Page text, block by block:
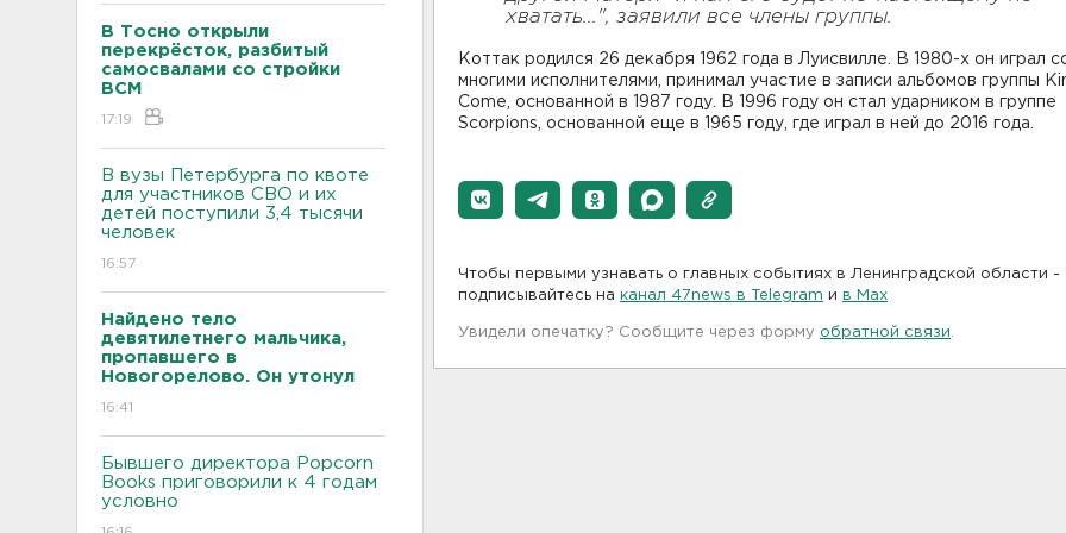
В Тосно открыли
перекрёсток, разбитый
самосвалами со стройки
ВСМ
17:19
В вузы Петербурга по квоте
для участников СВО и их
детей поступили 3,4 тысячи
человек
16:57
Найдено тело
девятилетнего мальчика,
пропавшего в
Новогорелово. Он утонул
16:41
Бывшего директора Popcorn
Books приговорили к 4 годам
условно
хватать...", заявили все члены группы.
Коттак родился 26 декабря 1962 года в Луисвилле. В 1980-х он играл
многими исполнителями, принимал участие в записи альбомов группы
Come, основанной в 1987 году. В 1996 году он стал ударником в группе
Scorpions, основанной еще в 1965 году, где играл в ней до 2016 года.
Чтобы первыми узнавать о главных событиях в Ленинградской области -
подписывайтесь на канал 47news в Telegram и в Maх
Увидели опечатку? Сообщите через форму обратной связи